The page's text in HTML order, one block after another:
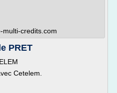
multi-credits.com
PRET
Cetelem.